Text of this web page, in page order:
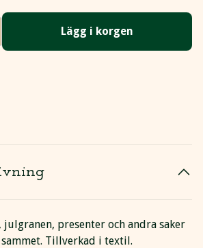
Lägg i korgen
presenter och andra saker
Tillverkad i textil.